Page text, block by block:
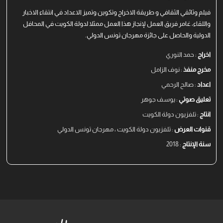
فيلم وثائقي الثقافي و طريقة الاخراج وتكوين وتميز الاعداد في انتقاء الاخبار
واللقاء، غامر فريق العمل لإنجاز هذا العمل ممثلا لدولة الكويت في المحافل
الدولية والحاصل على جائزة مهرجان تونس الدولي.
اخراج : حمد النوري
مخرج منفذ : نوف الزامل
اعداد : صالح الرحمي
تعليق صوتي : يوسف جوهر
انتاج : تلفزيون دولة الكويت
قنوات العرض : تلفزيون دولة الكويت ، مهرجان تونس الدولي
سنة الإنتاج : 2018